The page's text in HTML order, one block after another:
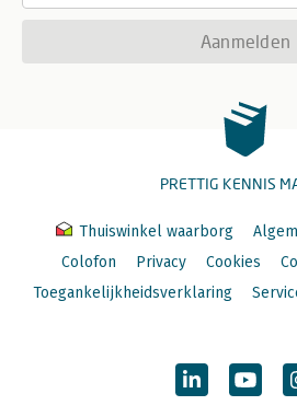
Aanmelden
PRETTIG KENNIS
Thuiswinkel waarborg
Colofon
Privacy Cookies
Toegankelijkheidsverklaring